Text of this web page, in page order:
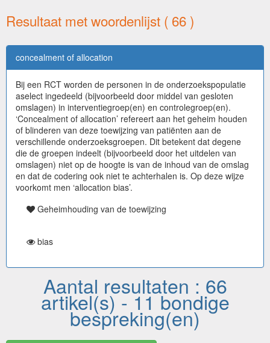
Resultaat met woordenlijst ( 66 )
concealment of allocation
Bij een RCT worden de personen in de onderzoekspopulatie
aselect ingedeeld (bijvoorbeeld door middel van gesloten
omslagen) in interventiegroep(en) en controlegroep(en).
‘Concealment of allocation’ refereert aan het geheim houden
of blinderen van deze toewijzing van patiënten aan de
verschillende onderzoeksgroepen. Dit betekent dat degene
die de groepen indeelt (bijvoorbeeld door het uitdelen van
omslagen) niet op de hoogte is van de inhoud van de omslag
en dat de codering ook niet te achterhalen is. Op deze wijze
voorkomt men ‘allocation bias’.
Geheimhouding van de toewijzing
bias
Aantal resultaten : 66
artikel(s) - 11 bondige
bespreking(en)